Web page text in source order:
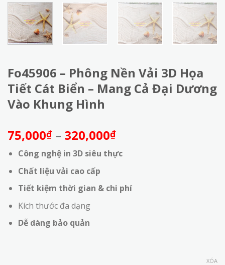
Fo45906 – Phông Nền Vải 3D Họa
Tiết Cát Biển – Mang Cả Đại Dương
Vào Khung Hình
75,000₫ – 320,000₫Khoảng
từ
đến
320,000₫
Công nghệ in 3D siêu thực
Chất liệu vải cao cấp
Tiết kiệm thời gian & chi phí
Kích thước đa dạng
Dễ dàng bảo quản
XÓA